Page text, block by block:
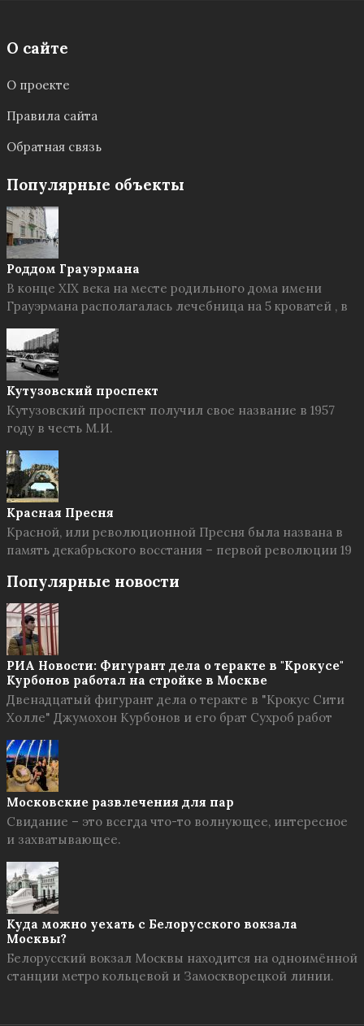
О сайте
О проекте
Правила сайта
Обратная связь
Популярные объекты
Роддом Грауэрмана
В конце XIX века на месте родильного дома имени
Грауэрмана располагалась лечебница на 5 кроватей , в
Кутузовский проспект
Кутузовский проспект получил свое название в 1957
году в честь М.И.
Красная Пресня
Красной, или революционной Пресня была названа в
память декабрьского восстания – первой революции 19
Популярные новости
РИА Новости: Фигурант дела о теракте в "Крокусе"
Курбонов работал на стройке в Москве
Двенадцатый фигурант дела о теракте в "Крокус Сити
Холле" Джумохон Курбонов и его брат Сухроб работ
Московские развлечения для пар
Свидание – это всегда что-то волнующее, интересное
и захватывающее.
Куда можно уехать с Белорусского вокзала
Москвы?
Белорусский вокзал Москвы находится на одноимённой
станции метро кольцевой и Замоскворецкой линии.